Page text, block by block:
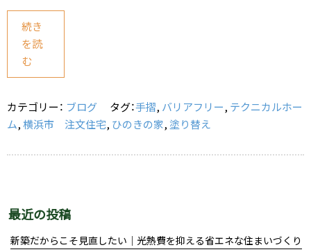
a
c
e
b
o
o
k
n m
続き
を読
む
カテゴリー： ブログ タグ：手摺, バリアフリー, テクニカルホー
ム,横浜市 注文住宅, ひのきの家, 塗り替え
最近の投稿
新築だからこそ見直したい｜光熱費を抑える省エネな住まいづくり